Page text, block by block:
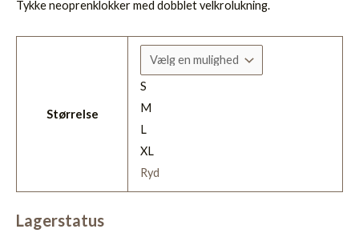
Tykke neoprenklokker med dobblet velkrolukning.
Størrelse
S
M
L
XL
Ryd
Lagerstatus